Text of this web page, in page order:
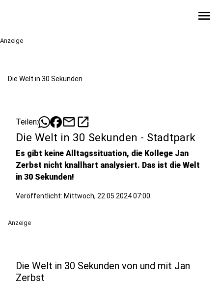
menu
Anzeige
Die Welt in 30 Sekunden
Teilen: mailopen_in_new
Die Welt in 30 Sekunden - Stadtpark
Es gibt keine Alltagssituation, die Kollege Jan
Zerbst nicht knallhart analysiert. Das ist die Welt
in 30 Sekunden!
Veröffentlicht: Mittwoch, 22.05.2024 07:00
Anzeige
Die Welt in 30 Sekunden von und mit Jan
Zerbst